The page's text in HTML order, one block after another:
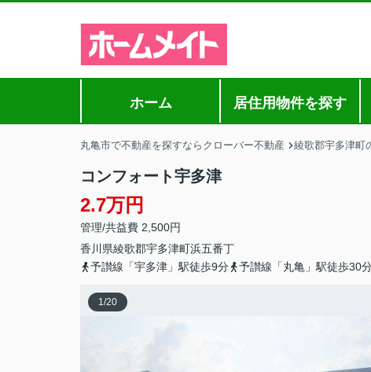
ホーム 居住用物件を探す
丸亀市で不動産を探すならクローバー不動産 綾歌郡宇多津町
コンフォート宇多津
2.7万円
管理/共益費 2,500円
香川県綾歌郡宇多津町浜五番丁
予讃線「宇多津」駅徒歩9分
予讃線「丸亀」駅徒歩30
1/20